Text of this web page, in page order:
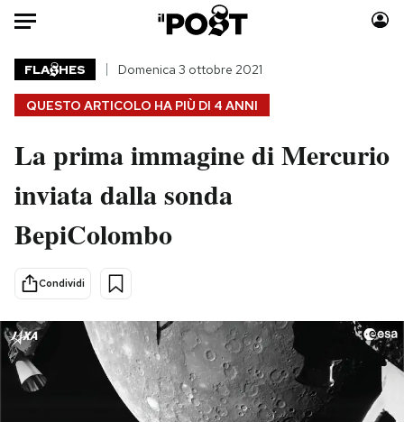
Auto
HOME
Italia
Politica
Tecnologia
Scienza
Economia
Moda
Consumismi
Altrecose
Mondiali calcio 2026
QUESTO ARTICOLO HA PIÙ DI 4 ANNI
FLA HES Domenica 3 ottobre 2021
La prima immagine di Mercurio
inviata dalla sonda
BepiColombo
Condividi